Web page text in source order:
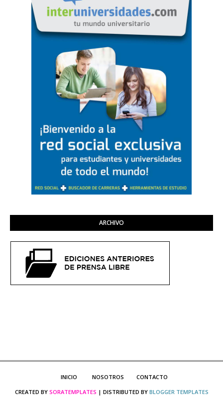
ARCHIVO
INICIO NOSOTROS
CONTACTO
CREATED BY SORATEMPLATES | DISTRIBUTED BY BLOGGER TEMPLATES